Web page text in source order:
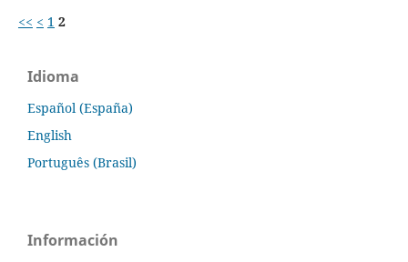
<< < 1 2
Idioma
Español (España)
English
Português (Brasil)
Información